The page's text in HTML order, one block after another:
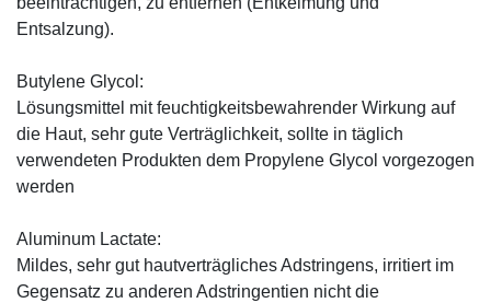
Entsalzung).
Butylene Glycol:
Lösungsmittel mit feuchtigkeitsbewahrender Wirkung auf
die Haut, sehr gute Verträglichkeit, sollte in täglich
verwendeten Produkten dem Propylene Glycol vorgezogen
werden
Aluminum Lactate:
Mildes, sehr gut hautverträgliches Adstringens, irritiert im
Gegensatz zu anderen Adstringentien nicht die